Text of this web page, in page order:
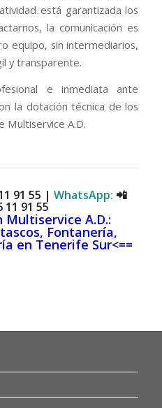
está garantizada los
la comunicación es
equipo, sin intermediarios,
y transparente.
e inmediata ante
la dotación técnica de los
Multiservice A.D.
91 55 |WhatsApp: 📲
11 91 55
Multiservice A.D.:
Fontanería,
en Tenerife Sur<==